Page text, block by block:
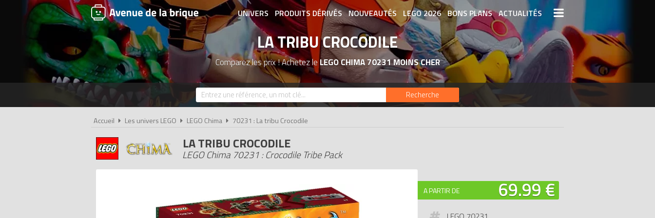
UNIVERS PRODUITS DÉRIVÉS NOUVEAUTÉS LEGO 2026 BONS PLANS ACTUALITÉS
ASSOCIATIONS DE FANS EXPOSITIONS LEGO LEGO LES PLUS CHERS
DERNIERS LEGO AJOUTÉS
LA TRIBU CROCODILE
Comparez les prix ! Achetez leLEGO CHIMA 70231 MOINS CHER
Recherche
Accueil Les univers LEGO LEGO Chima 70231 : La tribu Crocodile
LA TRIBU CROCODILE
LEGO Chima 70231 : Crocodile Tribe Pack
A PARTIR DE 69.99 €